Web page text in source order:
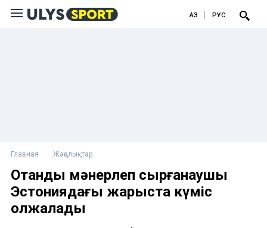
ҚАЗ РУС
Главная Жаңалықтар
Отандық мәнерлеп сырғанаушы
Эстониядағы жарыста күміс
олжалады